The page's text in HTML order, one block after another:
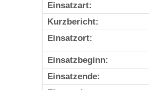
Einsatzart:
Kurzbericht:
Einsatzort:
Einsatzbeginn:
Einsatzende: